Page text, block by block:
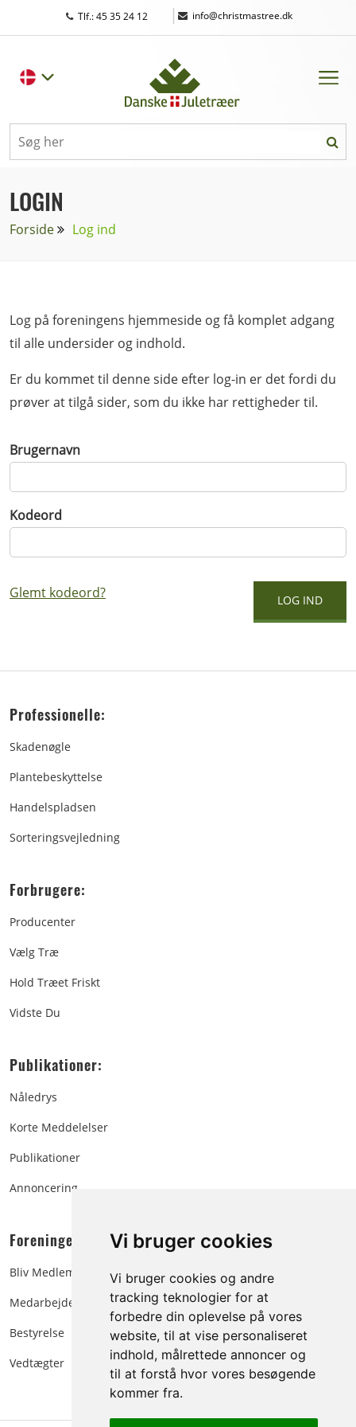
Vi bruger cookies
Vi bruger cookies og andre
tracking teknologier for at
forbedre din oplevelse på vores
website, til at vise personaliseret
indhold, målrettede annoncer og
til at forstå hvor vores besøgende
kommer fra.
Tlf.: 45 35 24 12 | info@christmastree.dk
LOGIN
Forside Log ind
Log på foreningens hjemmeside og få komplet adgang
til alle undersider og indhold.
Er du kommet til denne side efter log-in er det fordi du
prøver at tilgå sider, som du ikke har rettigheder til.
Brugernavn
Kodeord
Glemt kodeord?
Professionelle:
Skadenøgle
Plantebeskyttelse
Handelspladsen
Sorteringsvejledning
Forbrugere:
Producenter
Vælg Træ
Hold Træet Friskt
Vidste Du
Publikationer:
Nåledrys
Korte Meddelelser
Publikationer
Annoncering
Foreningen:
Bliv Medlem
Medarbejdere
Bestyrelse
Vedtægter